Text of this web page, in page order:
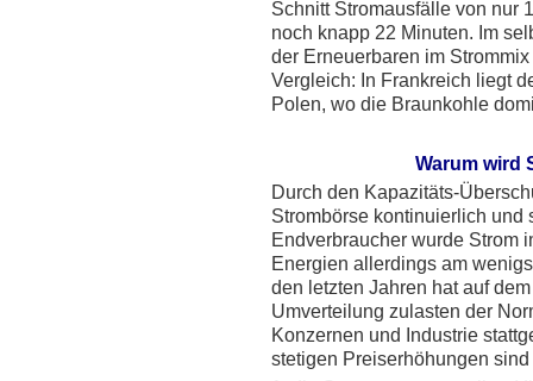
Schnitt Stromausfälle von nur
noch knapp 22 Minuten. Im
der Erneuerbaren im
Vergleich: In Frankreich liegt
Polen, wo die Braunkohle
Warum wird
Durch den Kapazitäts-
Strombörse kontinuierlich und
Endverbraucher wurde Strom
Energien allerdings am
den letzten Jahren hat auf
Umverteilung zulasten der
Konzernen und Industrie
stetigen Preiserhöhungen sind